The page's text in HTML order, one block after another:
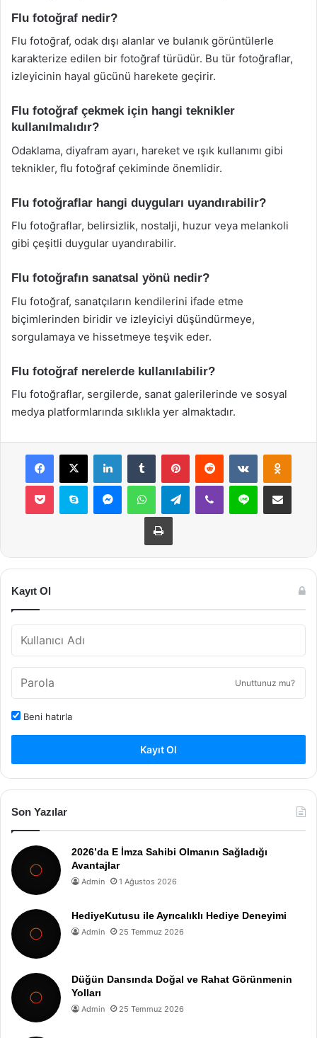
Flu fotoğraf nedir?
Flu fotoğraf, odak dışı alanlar ve bulanık görüntülerle
karakterize edilen bir fotoğraf türüdür. Bu tür fotoğraflar,
izleyicinin hayal gücünü harekete geçirir.
Flu fotoğraf çekmek için hangi teknikler
kullanılmalıdır?
Odaklama, diyafram ayarı, hareket ve ışık kullanımı gibi
teknikler, flu fotoğraf çekiminde önemlidir.
Flu fotoğraflar hangi duyguları uyandırabilir?
Flu fotoğraflar, belirsizlik, nostalji, huzur veya melankoli
gibi çeşitli duygular uyandırabilir.
Flu fotoğrafın sanatsal yönü nedir?
Flu fotoğraf, sanatçıların kendilerini ifade etme
biçimlerinden biridir ve izleyiciyi düşündürmeye,
sorgulamaya ve hissetmeye teşvik eder.
Flu fotoğraf nerelerde kullanılabilir?
Flu fotoğraflar, sergilerde, sanat galerilerinde ve sosyal
medya platformlarında sıklıkla yer almaktadır.
Facebook
X LinkedInTumblr PinterestReddit VKontakte
Pocket Skype MessengerWhatsAppTelegramViber Line E-Posta ile
Yazdır
Kayıt Ol
Unuttunuz mu?
Beni hatırla
Kayıt Ol
Son Yazılar
2026’da E İmza Sahibi Olmanın Sağladığı
Avantajlar
Admin 1 Ağustos 2026
HediyeKutusu ile Ayrıcalıklı Hediye Deneyimi
Admin 25 Temmuz 2026
Düğün Dansında Doğal ve Rahat Görünmenin
Yolları
Admin 25 Temmuz 2026